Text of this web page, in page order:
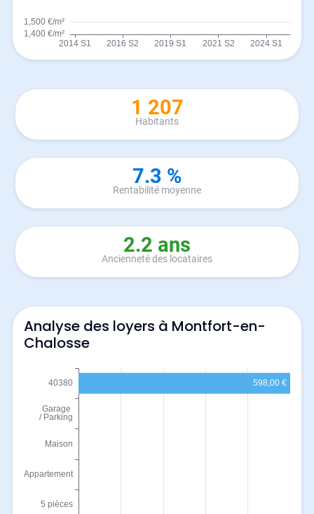
1 207
Habitants
7.3 %
Rentabilité moyenne
2.2 ans
Ancienneté des locataires
Analyse des loyers à Montfort-en-
Chalosse